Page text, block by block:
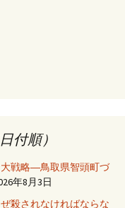
付順）
戦略―鳥取県智頭町づ
年8月3日
殺されなければならな